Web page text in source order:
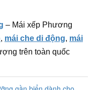
– Mái xếp Phương
, mái che di động, mái
trên toàn quốc